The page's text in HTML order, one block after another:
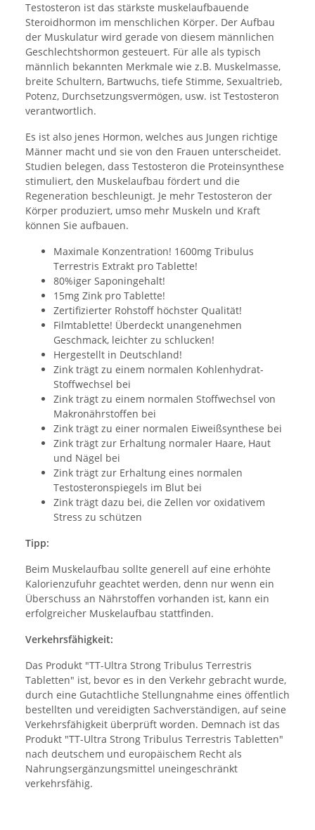
Testosteron ist das stärkste muskelaufbauende
Steroidhormon im menschlichen Körper. Der Aufbau
der Muskulatur wird gerade von diesem männlichen
Geschlechtshormon gesteuert. Für alle als typisch
männlich bekannten Merkmale wie z.B. Muskelmasse,
breite Schultern, Bartwuchs, tiefe Stimme, Sexualtrieb,
Potenz, Durchsetzungsvermögen, usw. ist Testosteron
verantwortlich.
Es ist also jenes Hormon, welches aus Jungen richtige
Männer macht und sie von den Frauen unterscheidet.
Studien belegen, dass Testosteron die Proteinsynthese
stimuliert, den Muskelaufbau fördert und die
Regeneration beschleunigt. Je mehr Testosteron der
Körper produziert, umso mehr Muskeln und Kraft
können Sie aufbauen.
Maximale Konzentration! 1600mg Tribulus
Terrestris Extrakt pro Tablette!
80%iger Saponingehalt!
15mg Zink pro Tablette!
Zertifizierter Rohstoff höchster Qualität!
Filmtablette! Überdeckt unangenehmen
Geschmack, leichter zu schlucken!
Hergestellt in Deutschland!
Zink trägt zu einem normalen Kohlenhydrat-
Stoffwechsel bei
Zink trägt zu einem normalen Stoffwechsel von
Makronährstoffen bei
Zink trägt zu einer normalen Eiweißsynthese bei
Zink trägt zur Erhaltung normaler Haare, Haut
und Nägel bei
Zink trägt zur Erhaltung eines normalen
Testosteronspiegels im Blut bei
Zink trägt dazu bei, die Zellen vor oxidativem
Stress zu schützen
Tipp:
Beim Muskelaufbau sollte generell auf eine erhöhte
Kalorienzufuhr geachtet werden, denn nur wenn ein
Überschuss an Nährstoffen vorhanden ist, kann ein
erfolgreicher Muskelaufbau stattfinden.
Verkehrsfähigkeit:
Das Produkt "TT-Ultra Strong Tribulus Terrestris
Tabletten" ist, bevor es in den Verkehr gebracht wurde,
durch eine Gutachtliche Stellungnahme eines öffentlich
bestellten und vereidigten Sachverständigen, auf seine
Verkehrsfähigkeit überprüft worden. Demnach ist das
Produkt "TT-Ultra Strong Tribulus Terrestris Tabletten"
nach deutschem und europäischem Recht als
Nahrungsergänzungsmittel uneingeschränkt
verkehrsfähig.